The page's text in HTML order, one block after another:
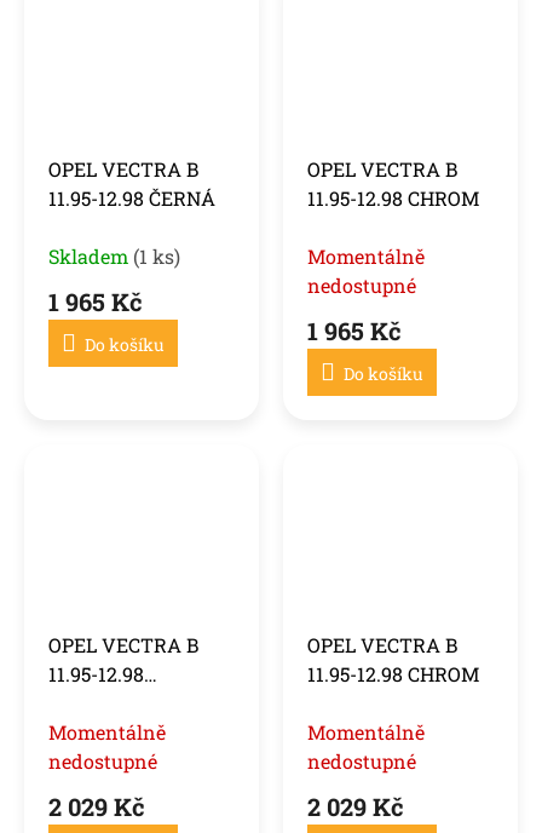
OPEL VECTRA B
11.95-12.98 ČERNÁ
Skladem (1 ks)
1 965 Kč
Do košíku
OPEL VECTRA B
11.95-12.98 CHROM
Momentálně
nedostupné
1 965 Kč
Do košíku
OPEL VECTRA B
11.95-12.98
Momentálně
nedostupné
2 029 Kč
OPEL VECTRA B
11.95-12.98 CHROM
Momentálně
nedostupné
2 029 Kč